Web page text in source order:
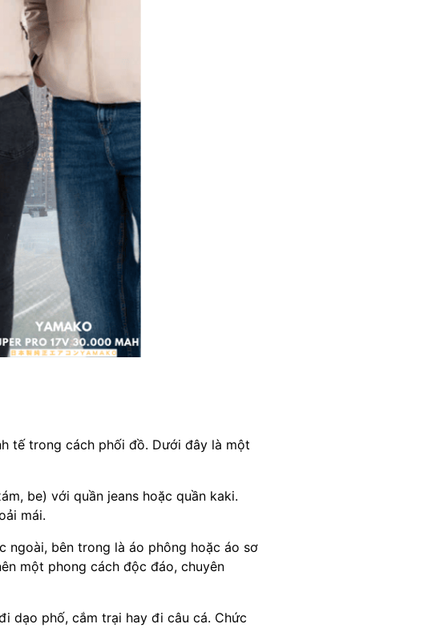
tế trong cách phối đồ. Dưới đây là một
be) với quần jeans hoặc quần kaki.
mái.
ngoài, bên trong là áo phông hoặc áo sơ
một phong cách độc đáo, chuyên
dạo phố, cắm trại hay đi câu cá. Chức